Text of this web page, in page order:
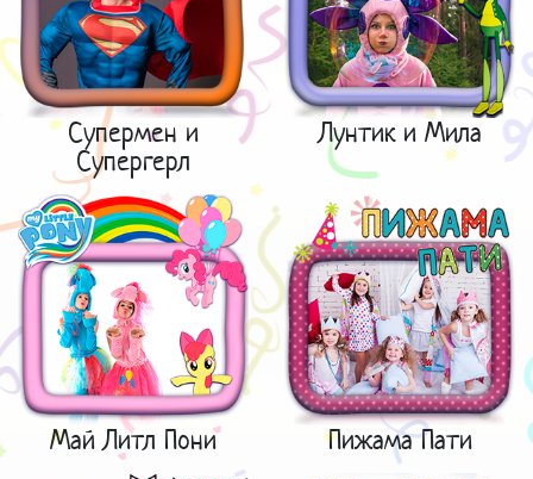
Супермен и
Супергерл
Лунтик и Мила
Май Литл Пони Пижама Пати